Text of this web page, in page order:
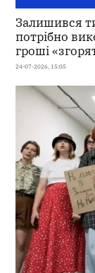
Залишився
потрібно
гроші
24-07-2026, 15:05